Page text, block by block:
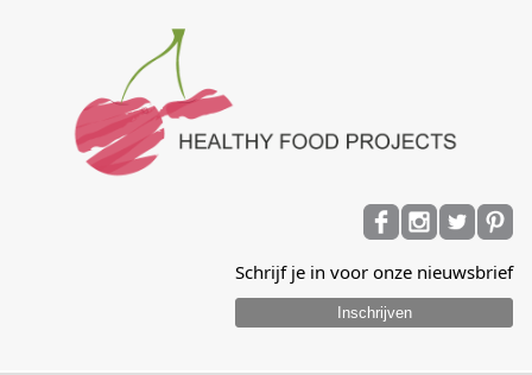
Schrijf je in voor onze nieuwsbrief